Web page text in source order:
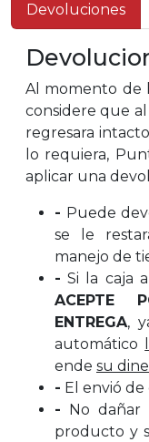
Devoluciones
Al momento de
considere que
regresara
lo requiera,
aplicar una
- Puede
se le
manejo de
- Si la caja
ACEPTE
ENTREGA,
automático
ende su
- El envió
- No dañar
producto y